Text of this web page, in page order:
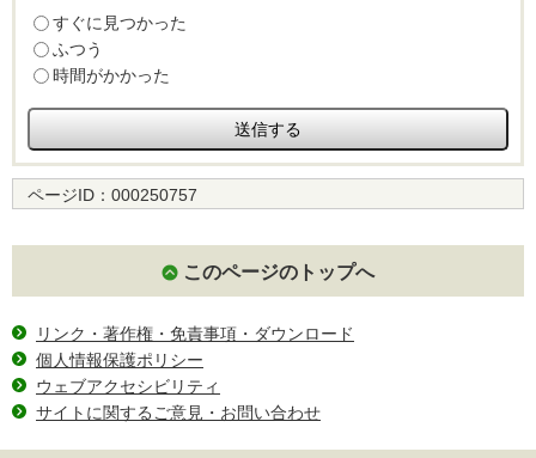
すぐに見つかった
ふつう
時間がかかった
ページID： 000250757
このページのトップへ
リンク・著作権・免責事項・ダウンロード
個人情報保護ポリシー
ウェブアクセシビリティ
サイトに関するご意見・お問い合わせ